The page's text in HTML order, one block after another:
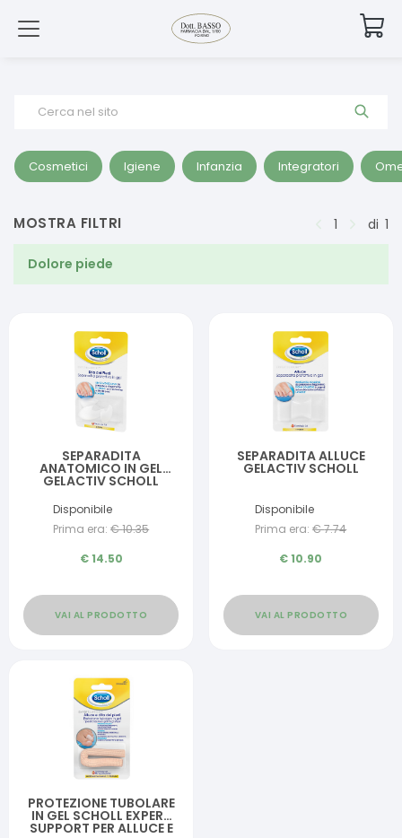
Cerca nel sito
Cosmetici Igiene Infanzia Integratori
MOSTRA FILTRI 1 di 1
Dolore piede
SEPARADITA
ANATOMICO IN GEL
GELACTIV SCHOLL
Disponibile
Prima era: €10.35
€14.50
VAI AL PRODOTTO
SEPARADITA ALLUCE
GELACTIV SCHOLL
Disponibile
Prima era: €7.74
€10.90
VAI AL PRODOTTO
PROTEZIONE TUBOLARE
IN GEL SCHOLL EXPERT
SUPPORT PER ALLUCE E